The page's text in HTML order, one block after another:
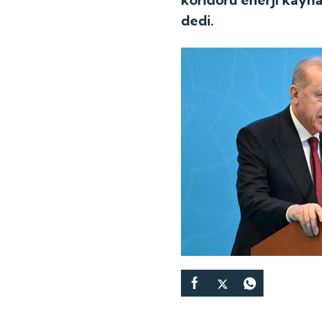
dedi.